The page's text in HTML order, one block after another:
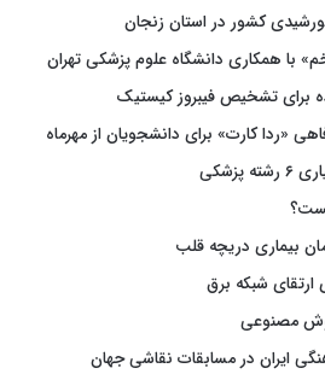
کشور در استان زنجان
با همکاری دانشگاه علوم پزشکی تهران
برای تشخیص فیبروز کیستیک
«ردا کارت» برای دانشجویان از مهرماه
بیماری دریچه قلب
ارتقای شبکه برق
مصنوعی
ایران در مسابقات نقاشی جهان